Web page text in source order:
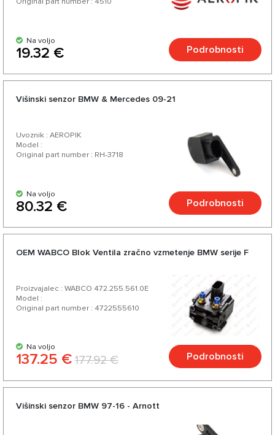
Na voljo
19.32 € Podrobnosti
Višinski senzor BMW & Mercedes 09-21
Uvoznik : AEROPIK
Model :
Original part number : RH-3718
Na voljo
80.32 € Podrobnosti
OEM WABCO Blok Ventila zračno vzmetenje BMW serije F
Proizvajalec : WABCO 472.255.561.0E
Model :
Original part number : 4722555610
Na voljo
137.25 € 177.92 € Podrobnosti
Višinski senzor BMW 97-16 - Arnott